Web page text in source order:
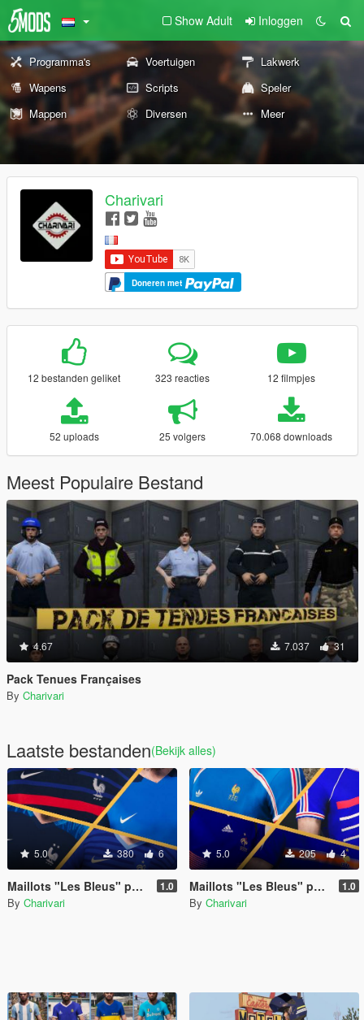
Show Adult Inloggen
Programma's Voertuigen
Lakwerk
Wapens
Scripts
Speler
Mappen
Diversen Meer
Charivari
Doneren met
12 bestanden geliket 323 reacties 12 filmpjes
52 uploads 25 volgers 70.068 downloads
Meest Populaire Bestand
4.67 7.037 31
Pack Tenues Françaises
By Charivari
Laatste bestanden(Bekijk alles)
5.0 380 6
Maillots "Les Bleus" pour Trevor - Génération Nike 1.0
By Charivari
5.0 205 4
Maillots "Les Bleus" pour Trevor - Génération Adidas 1.0
By Charivari